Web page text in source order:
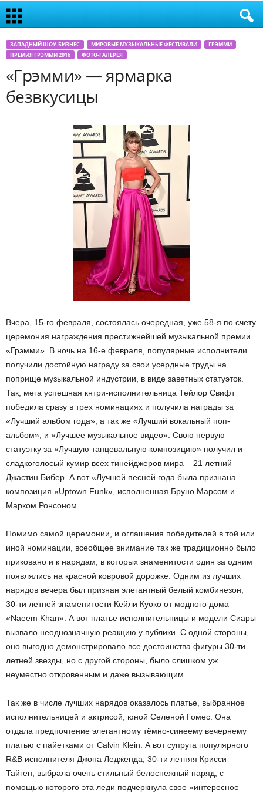
ЗАПАДНЫЙ ШОУ-БИЗНЕС МИРОВЫЕ МУЗЫКАЛЬНЫЕ ФЕСТИВАЛИ
ГРЭММИ
ПРЕМИЯ ГРЭММИ 2016
ФОТО-ГАЛЕРЕЯ
«Грэмми» — ярмарка
безвкусицы
Вчера, 15-го февраля, состоялась очередная, уже 58-я по счету
церемония награждения престижнейшей музыкальной премии
«Грэмми». В ночь на 16-е февраля, популярные исполнители
получили достойную награду за свои усердные труды на
поприще музыкальной индустрии, в виде заветных статуэток.
Так, мега успешная кнтри-исполнительница Тейлор Свифт
победила сразу в трех номинациях и получила награды за
«Лучший альбом года», а так же «Лучший вокальный поп-
альбом», и «Лучшее музыкальное видео». Свою первую
статуэтку за «Лучшую танцевальную композицию» получил и
сладкоголосый кумир всех тинейджеров мира – 21 летний
Джастин Бибер. А вот «Лучшей песней года была признана
композиция «Uptown Funk», исполненная Бруно Марсом и
Марком Ронсоном.
Помимо самой церемонии, и оглашения победителей в той или
иной номинации, всеобщее внимание так же традиционно было
приковано и к нарядам, в которых знаменитости один за одним
появлялись на красной ковровой дорожке. Одним из лучших
нарядов вечера был признан элегантный белый комбинезон,
30-ти летней знаменитости Кейли Куоко от модного дома
«Naeem Khan». А вот платье исполнительницы и модели Сиары
вызвало неоднозначную реакцию у публики. С одной стороны,
оно выгодно демонстрировало все достоинства фигуры 30-ти
летней звезды, но с другой стороны, было слишком уж
неуместно откровенным и даже вызывающим.
Так же в числе лучших нарядов оказалось платье, выбранное
исполнительницей и актрисой, юной Селеной Гомес. Она
отдала предпочтение элегантному тёмно-синеему вечернему
платью с пайетками от Calvin Klein. А вот супруга популярного
R&B исполнителя Джона Ледженда, 30-ти летняя Крисси
Тайген, выбрала очень стильный белоснежный наряд, с
помощью которого эта леди подчеркнула свое «интересное